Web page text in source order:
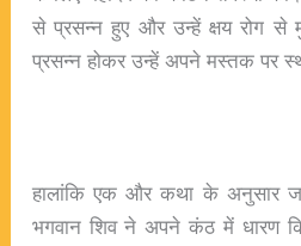
से प्रसन्न हुए और उन्हें क्षय रोग
प्रसन्न होकर उन्हें अपने मस्तक पर
हालांकि एक और कथा के अनुसार
भगवान शिव ने अपने कंठ में धारण